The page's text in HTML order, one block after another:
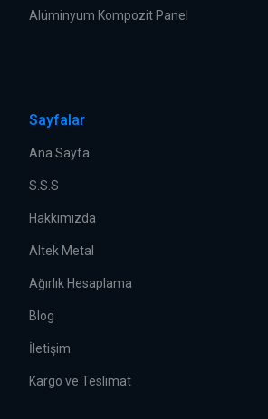
Alüminyum Kompozit Panel
Sayfalar
Ana Sayfa
S.S.S
Hakkımızda
Altek Metal
Ağırlık Hesaplama
Blog
İletişim
Kargo ve Teslimat